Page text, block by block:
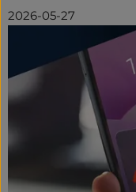
2026-05-27